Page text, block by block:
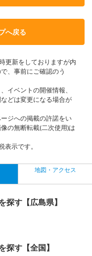
へ戻る
更新をしておりますが内
、事前にご確認のう
イベントの開催情報、
どは変更になる場合が
ジへの掲載の許諾をい
の無断転載(二次使用)は
示です。
地図・アクセス
探す【広島県】
探す【全国】